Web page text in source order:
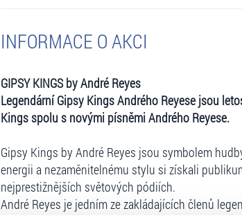
INFORMACE O AKCI
GIPSY KINGS by André Reyes
Legendární Gipsy Kings Andrého Reyese jsou
Kings spolu s novými písněmi Andrého Reyese.
Gipsy Kings by André Reyes jsou symbolem
energii a nezaměnitelnému stylu si získali
nejprestižnějších světových pódiích.
André Reyes je jedním ze zakládajících členů